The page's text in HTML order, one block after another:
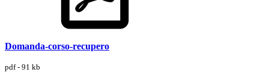
Domanda-corso-recupero
pdf - 91 kb